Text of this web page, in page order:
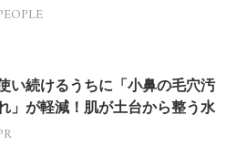
い続けるうちに「小鼻の毛穴汚
」が軽減！肌が土台から整う水